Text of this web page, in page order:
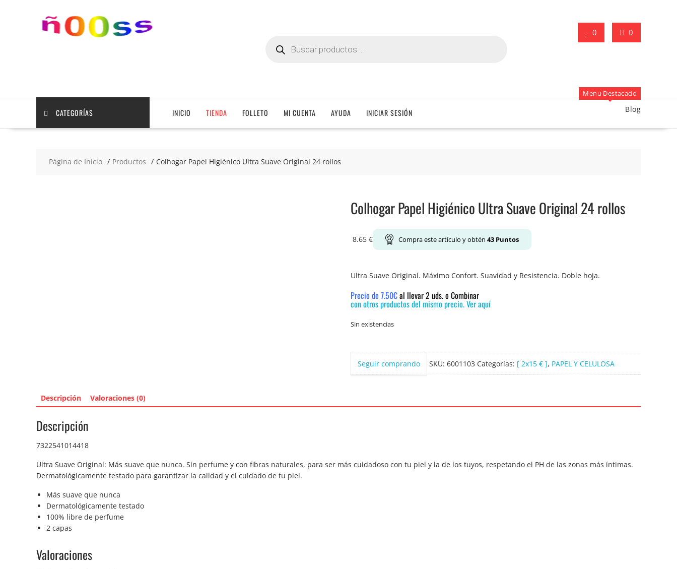
0 0
productos
CATEGORÍAS INICIO TIENDA FOLLETO MI CUENTA AYUDA INICIAR SESIÓN
Menu Destacado
Blog
Página de Inicio Productos Colhogar Papel Higiénico Ultra Suave Original 24 rollos
Colhogar Papel Higiénico Ultra Suave Original 24 rollos
8.65 € Compra este artículo y obtén 43 Puntos
Ultra Suave Original. Máximo Confort. Suavidad y Resistencia. Doble hoja.
Precio de 7.50€al llevar 2 uds. o Combinar
con otros productos del mismo precio. Ver aquí
Sin existencias
Seguir comprando SKU: 6001103 Categorías: [ 2x15 € ], PAPEL Y CELULOSA
Descripción Valoraciones (0)
Descripción
7322541014418
Ultra Suave Original: Más suave que nunca. Sin perfume y con fibras naturales, para ser más cuidadoso con tu piel y la de los tuyos, respetando el PH de las zonas más íntimas.
Dermatológicamente testado para garantizar la calidad y el cuidado de tu piel.
Más suave que nunca
Dermatológicamente testado
100% libre de perfume
2 capas
Valoraciones